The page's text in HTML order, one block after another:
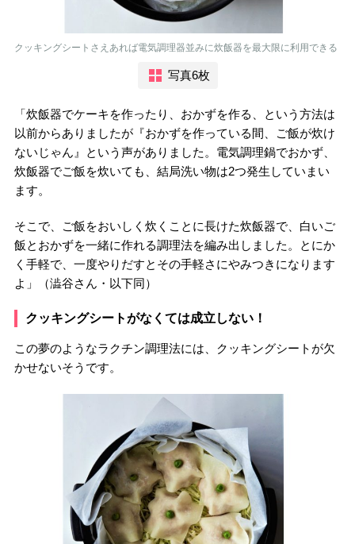
クッキングシートさえあれば電気調理器並みに炊飯器を最大限に利用できる
写真6枚
「炊飯器でケーキを作ったり、おかずを作る、という方法は
以前からありましたが『おかずを作っている間、ご飯が炊け
ないじゃん』という声がありました。電気調理鍋でおかず、
炊飯器でご飯を炊いても、結局洗い物は2つ発生していまい
ます。
そこで、ご飯をおいしく炊くことに長けた炊飯器で、白いご
飯とおかずを一緒に作れる調理法を編み出しました。とにか
く手軽で、一度やりだすとその手軽さにやみつきになります
よ」（澁谷さん・以下同）
クッキングシートがなくては成立しない！
この夢のようなラクチン調理法には、クッキングシートが欠
かせないそうです。